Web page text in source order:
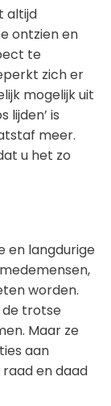
altijd
ontzien en
te
zich er
mogelijk uit
lijden’ is
meer.
u het zo
en langdurige
worden.
de trotse
Maar ze
aan
en daad